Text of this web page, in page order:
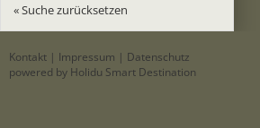
« Suche zurücksetzen
Kontakt | Impressum | Datenschutz
powered by Holidu Smart Destination